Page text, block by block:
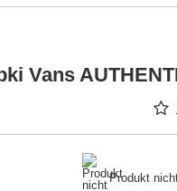
Vans
Produkt